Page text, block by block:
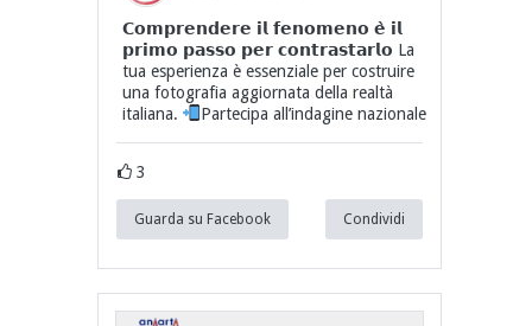
𝗖𝗼𝗺𝗽𝗿𝗲𝗻𝗱𝗲𝗿𝗲 𝗶𝗹 𝗳𝗲𝗻𝗼𝗺𝗲𝗻𝗼 𝗲̀ 𝗶𝗹
𝗽𝗿𝗶𝗺𝗼 𝗽𝗮𝘀𝘀𝗼 𝗽𝗲𝗿 𝗰𝗼𝗻𝘁𝗿𝗮𝘀𝘁𝗮𝗿𝗹𝗼 La
tua esperienza è essenziale per costruire
una fotografia aggiornata della realtà
italiana.
Partecipa all’indagine nazionale
3
Guarda su Facebook Condividi